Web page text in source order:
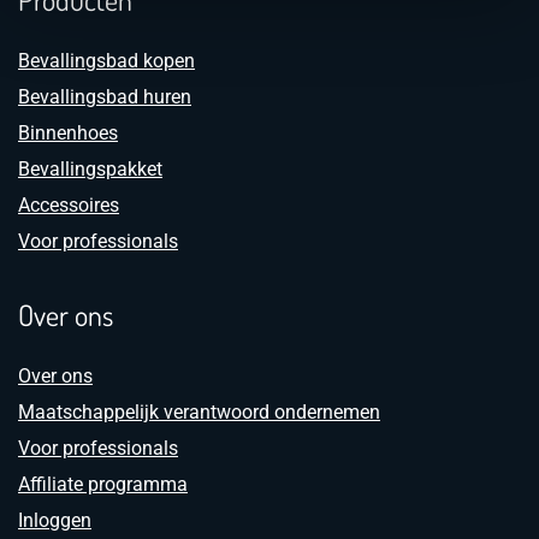
Bevallingsbad kopen
Bevallingsbad huren
Binnenhoes
Bevallingspakket
Accessoires
Voor professionals
Over ons
Over ons
Maatschappelijk verantwoord ondernemen
Voor professionals
Affiliate programma
Inloggen